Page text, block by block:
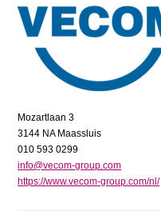
Mozartlaan 3
3144 NA Maassluis
010 593 0299
info@vecom-group.com
https://www.vecom-group.com/nl/